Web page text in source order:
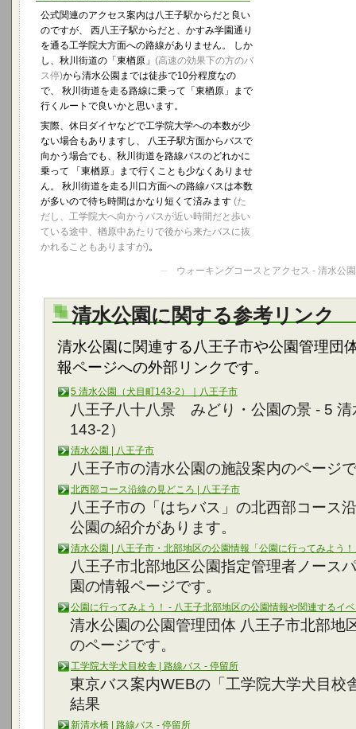
─ ウォーキングコースとアクセス - 清水公園
公式関連のアクセス案内は八王子駅からだと良い
のですが、 西八王子駅からだと、かすみ学園通り
を通る工学院大方面への路線がありません。 しか
し、秋川街道の「東楢原」 (高速の効果下の方のバ
ス停)から清水公園までは徒歩で10分程度なの
で、 秋川街道を走る路線に乗って「東楢原」まで
行くルートで良いかと思います。
実際、休日ダイヤなどで工学院大学への本数が少
ない場合もありますし、 八王子駅方面からバスで
向かう場合でも、秋川街道を路線バスのどれかに
乗って 「東楢原」まで行くことも少なくありませ
ん。 秋川街道を走る川口方面への路線バスは本数
が多いので待ち時間はかなり短くて済みます (た
だし、工学院大へ向かうバスが近い時間だと歩い
ている途中、楢原中あたりで後から来たバスに抜
かれることもありますが)。
清水公園に関する参考リンク
清水公園に関連する八王子市や公園管理団
報ページへの外部リンクです。
5 清水公園（犬目町143-2）｜八王子市
八王子八十八景 みどり・公園の景 - 5 清
143-2）
清水公園 | 八王子市
八王子市の清水公園の施設案内のページ
北西部コース沿線の見どころ | 八王子市
八王子市の「はちバス」の北西部コース
公園の紹介があります。
清水公園 | 八王子市・北部地区の公園情報「公園に行ってみよう
八王子市北部地区公園指定管理者ノース
園の情報ページです。
公園に行ってみよう！ - 八王子北部地区の公園情報や関連するイ
清水公園の公園管理団体 八王子市北部地
のページです。
工学院大学犬目校舎 | 路線バス - 停留所
東京バス案内WEBの「工学院大学犬目校
結果
新清水橋 | 路線バス - 停留所